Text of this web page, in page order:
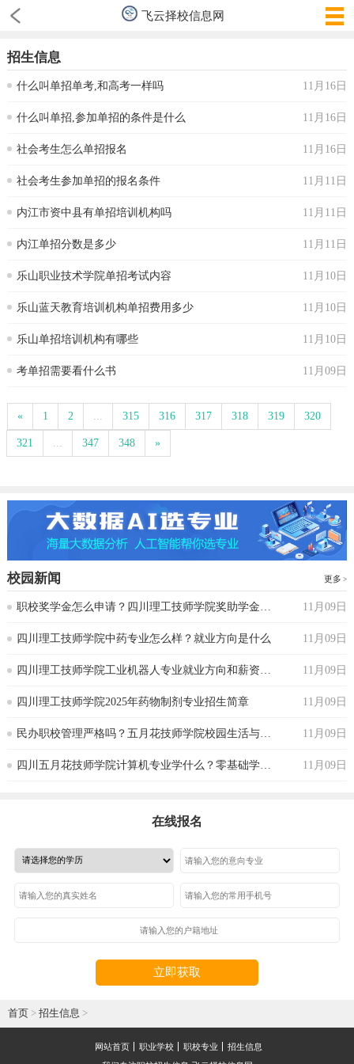
飞云择校信息网
招生信息
什么叫单招单考,和高考一样吗 11月16日
什么叫单招,参加单招的条件是什么 11月16日
社会考生怎么单招报名 11月16日
社会考生参加单招的报名条件 11月11日
内江市资中县有单招培训机构吗 11月11日
内江单招分数是多少 11月11日
乐山职业技术学院单招考试内容 11月10日
乐山蓝天教育培训机构单招费用多少 11月10日
乐山单招培训机构有哪些 11月10日
考单招需要看什么书 11月09日
« 1 2 315 316 317 318 319 320
321 347 348 »
校园新闻 更多
‌职校奖学金怎么申请？四川理工技师学院奖助学金政策 11月09日
‌四川理工技师学院中药专业怎么样？就业方向是什么 11月09日
四川理工技师学院工业机器人专业就业方向和薪资水平 11月09日
四川理工技师学院2025年药物制剂专业招生简章 11月09日
‌民办职校管理严格吗？五月花技师学院校园生活与纪律要求‌ 11月09日
‌四川五月花技师学院计算机专业学什么？零基础学生能跟上吗 11月09日
在线报名
立即获取
首页 > 招生信息 >
网站首页 职业学校 职校专业
招生信息